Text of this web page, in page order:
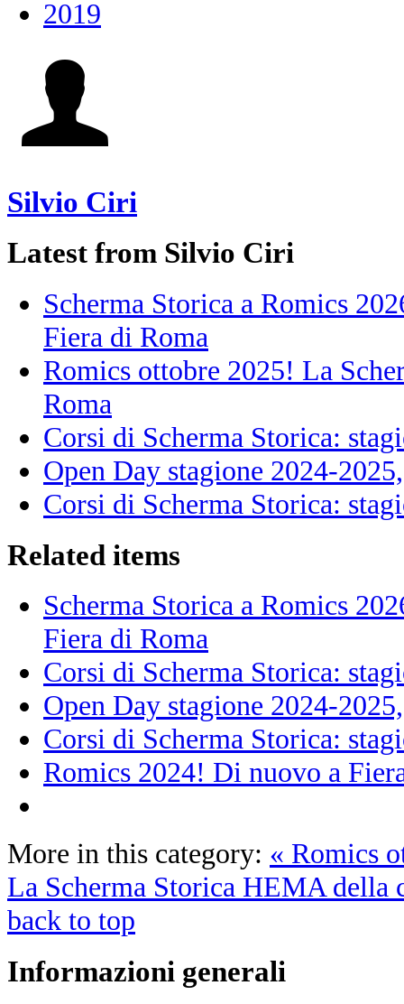
2019
Silvio Ciri
Latest from Silvio Ciri
Scherma Storica a Romics
Fiera di Roma
Romics ottobre 2025! La
Roma
Corsi di Scherma Storica:
Open Day stagione 2024-
Corsi di Scherma Storica:
Related items
Scherma Storica a Romics
Fiera di Roma
Corsi di Scherma Storica:
Open Day stagione 2024-
Corsi di Scherma Storica:
Romics 2024! Di nuovo a
More in this category: « Romics
La Scherma Storica HEMA della
back to top
Informazioni generali